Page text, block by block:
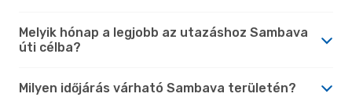
Melyik hónap a legjobb az utazáshoz Sambava
úti célba?
Milyen időjárás várható Sambava területén?